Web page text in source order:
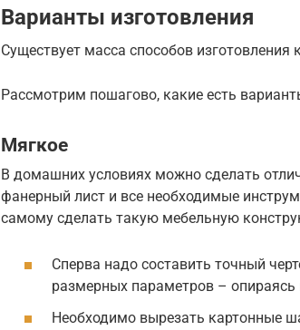
Варианты изготовления
Существует масса способов изготовления
Рассмотрим пошагово, какие есть
Мягкое
В домашних условиях можно сделать
фанерный лист и все необходимые
самому сделать такую мебельную
Сперва надо составить точный
размерных параметров – опираясь
Необходимо вырезать картонные